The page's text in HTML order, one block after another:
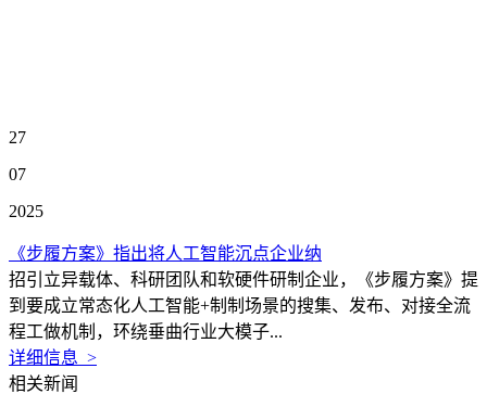
27
07
2025
《步履方案》指出将人工智能沉点企业纳
招引立异载体、科研团队和软硬件研制企业，《步履方案》提
到要成立常态化人工智能+制制场景的搜集、发布、对接全流
程工做机制，环绕垂曲行业大模子...
详细信息 >
相关新闻